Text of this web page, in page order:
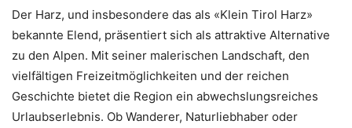
Der Harz, und insbesondere das als «Klein Tirol Harz»
bekannte Elend, präsentiert sich als attraktive Alternative
zu den Alpen. Mit seiner malerischen Landschaft, den
vielfältigen Freizeitmöglichkeiten und der reichen
Geschichte bietet die Region ein abwechslungsreiches
Urlaubserlebnis. Ob Wanderer, Naturliebhaber oder